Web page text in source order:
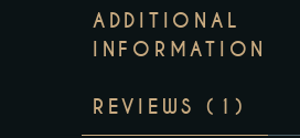
ADDITIONAL
INFORMATION
REVIEWS (1)